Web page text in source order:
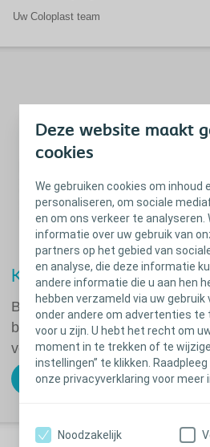
Deze website maakt
cookies
We gebruiken cookies om inhoud
personaliseren, om sociale
en om ons verkeer te analyseren.
informatie over uw gebruik van
partners op het gebied van
en analyse, die deze informatie
andere informatie die u aan hen
hebben verzameld via uw gebruik
onder andere om advertenties te
voor u zijn. U hebt het recht om
moment in te trekken of te
instellingen” te klikken.
onze privacyverklaring voor meer
Noodzakelijk
Uw Coloplast team
Kies verstandig. Kies
Brava is een reeks
bestemd om lekkage te
verzorgen.
Bestel een gratis proefpakket